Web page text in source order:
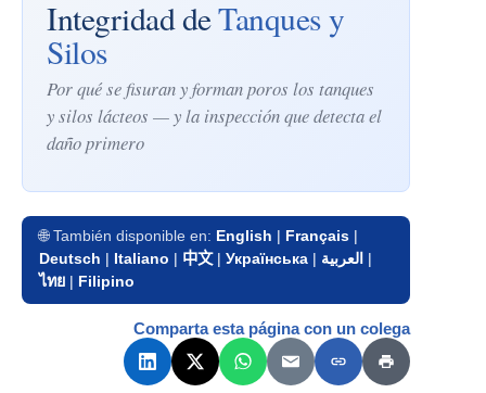
Integridad deTanques y
Silos
Por qué se fisuran y forman poros los tanques
y silos lácteos — y la inspección que detecta el
daño primero
🌐 También disponible en: English | Français |
Deutsch | Italiano | 中文| Українська | العربية |
ไทย | Filipino
Comparta esta página con un colega